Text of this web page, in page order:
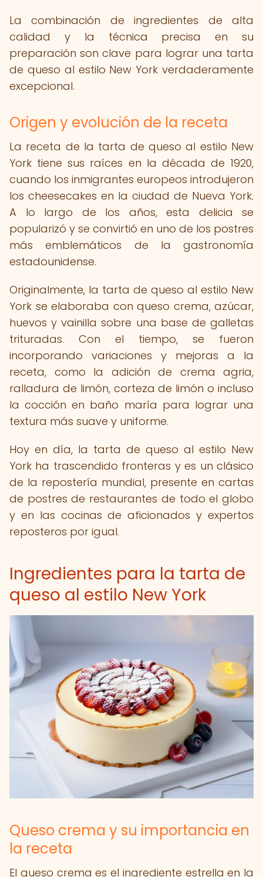
La combinación de ingredientes de alta
calidad y la técnica precisa en su
preparación son clave para lograr una tarta
de queso al estilo New York verdaderamente
excepcional.
Origen y evolución de la receta
La receta de la tarta de queso al estilo New
York tiene sus raíces en la década de 1920,
cuando los inmigrantes europeos introdujeron
los cheesecakes en la ciudad de Nueva York.
A lo largo de los años, esta delicia se
popularizó y se convirtió en uno de los postres
más emblemáticos de la gastronomía
estadounidense.
Originalmente, la tarta de queso al estilo New
York se elaboraba con queso crema, azúcar,
huevos y vainilla sobre una base de galletas
trituradas. Con el tiempo, se fueron
incorporando variaciones y mejoras a la
receta, como la adición de crema agria,
ralladura de limón, corteza de limón o incluso
la cocción en baño maría para lograr una
textura más suave y uniforme.
Hoy en día, la tarta de queso al estilo New
York ha trascendido fronteras y es un clásico
de la repostería mundial, presente en cartas
de postres de restaurantes de todo el globo
y en las cocinas de aficionados y expertos
reposteros por igual.
Ingredientes para la tarta de
queso al estilo New York
Queso crema y su importancia en
la receta
El queso crema es el ingrediente estrella en la